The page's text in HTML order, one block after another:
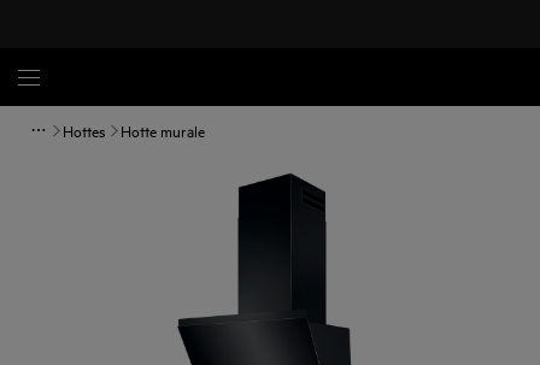
Hottes Hotte murale